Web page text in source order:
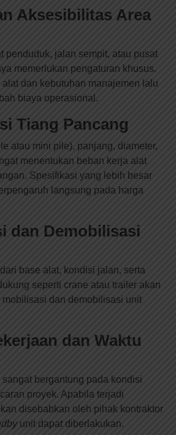
Aksesibilitas Area
penduduk, jalan sempit, atau pusat
memerlukan pengaturan khusus.
alat dan kebutuhan manajemen lalu
biaya operasional.
Tiang Pancang
atau mini pile), panjang, diameter,
menentukan beban kerja alat
Spesifikasi yang lebih besar
langsung pada harga
dan Demobilisasi
base alat, kondisi jalan, serta
seperti crane atau trailer akan
dan demobilisasi unit
dan Waktu
sangat bergantung pada kondisi
proyek. Apabila terjadi
disebabkan oleh pihak kontraktor
unit dapat diberlakukan.